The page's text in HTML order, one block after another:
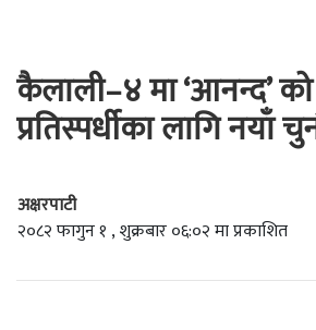
कैलाली–४ मा ‘आनन्द’
प्रतिस्पर्धीका लागि नयाँ
अक्षरपाटी
२०८२ फागुन १ , शुक्रबार ०६:०२ मा प्रकाशित